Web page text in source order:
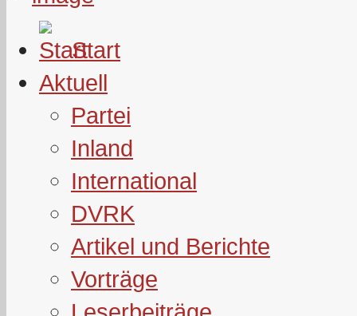
Start
Aktuell
Partei
Inland
International
DVRK
Artikel und Berichte
Vorträge